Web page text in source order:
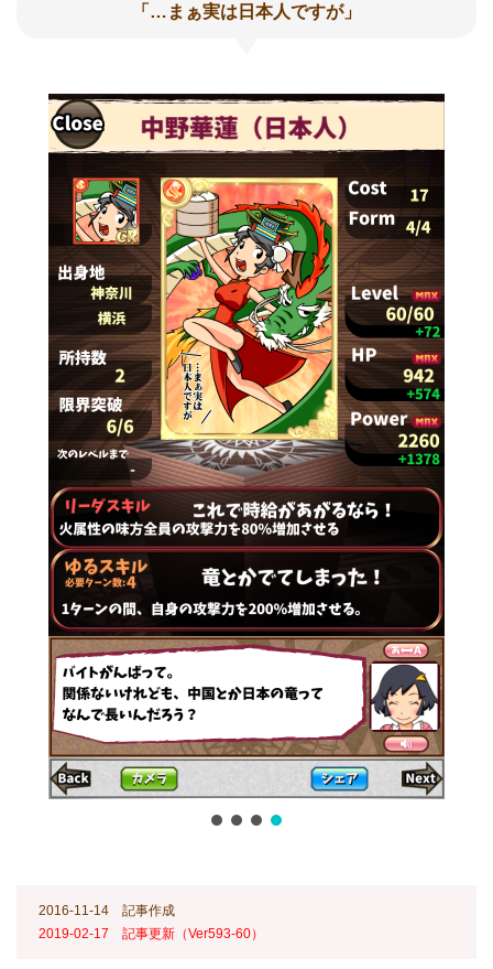
「…まぁ実は日本人ですが」
2016-11-14 記事作成
2019-02-17 記事更新（Ver593-60）